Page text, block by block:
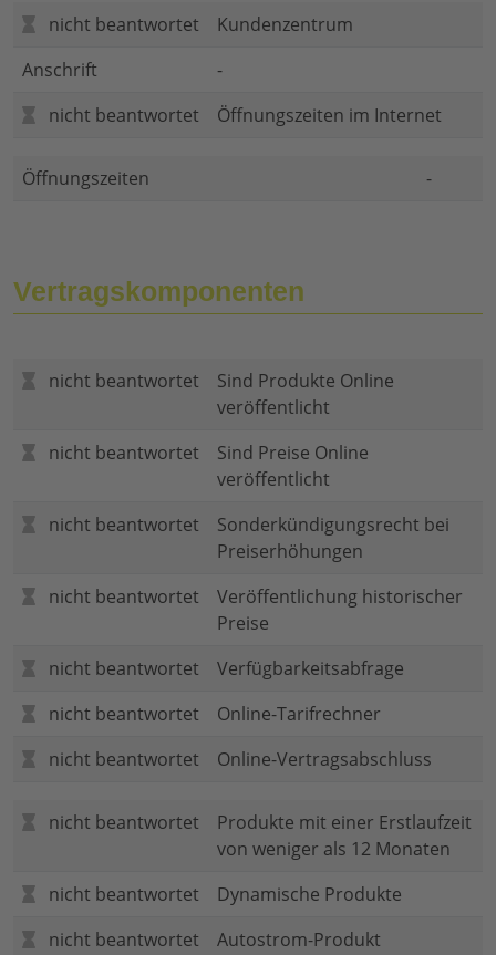
nicht beantwortet
Kundenzentrum
Anschrift
-
nicht beantwortet
Öffnungszeiten im Internet
Öffnungszeiten -
Vertragskomponenten
nicht beantwortet
Sind Produkte Online
veröffentlicht
nicht beantwortet
Sind Preise Online
veröffentlicht
nicht beantwortet
Sonderkündigungsrecht bei
Preiserhöhungen
nicht beantwortet
Veröffentlichung historischer
Preise
nicht beantwortet
Verfügbarkeitsabfrage
nicht beantwortet
Online-Tarifrechner
nicht beantwortet
Online-Vertragsabschluss
nicht beantwortet
Produkte mit einer Erstlaufzeit
von weniger als 12 Monaten
nicht beantwortet
Dynamische Produkte
nicht beantwortet
Autostrom-Produkt